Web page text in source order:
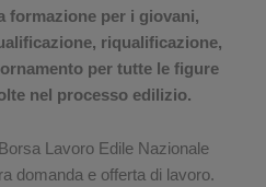
formazione per i giovani,
riqualificazione,
per tutte le figure
nel processo edilizio.
Lavoro Edile Nazionale
domanda e offerta di lavoro.